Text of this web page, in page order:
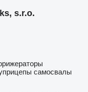
s.r.o.
самосвалы